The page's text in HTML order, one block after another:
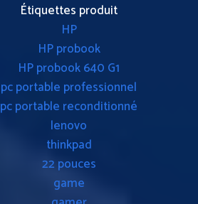
Étiquettes produit
HP
HP probook
HP probook 640 G1
pc portable professionnel
pc portable reconditionné
lenovo
thinkpad
22 pouces
game